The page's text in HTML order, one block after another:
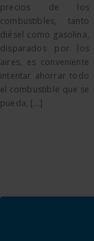
precios de los
combustibles, tanto
diésel como gasolina,
disparados por los
aires, es conveniente
intentar ahorrar todo
el combustible que se
pueda, [...]